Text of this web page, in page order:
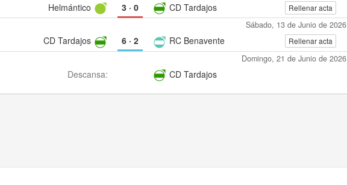
Helmántico 3· 0 CD Tardajos Rellenar acta
Sábado, 13 de Junio de 2026
CD Tardajos 6· 2 RC Benavente Rellenar acta
Domingo, 21 de Junio de 2026
Descansa: CD Tardajos